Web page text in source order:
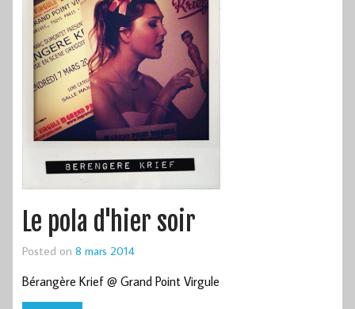
Le pola d'hier soir
Posted on 8 mars 2014
Bérangère Krief @ Grand Point Virgule